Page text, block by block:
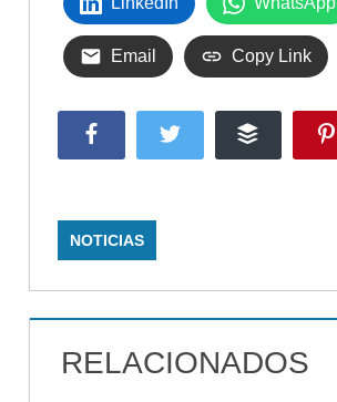
Email Copy Link
FacebookTwitter Buffer
NOTICIAS
RELACIONADOS